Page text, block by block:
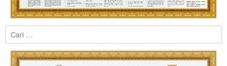
Cari
untuk: